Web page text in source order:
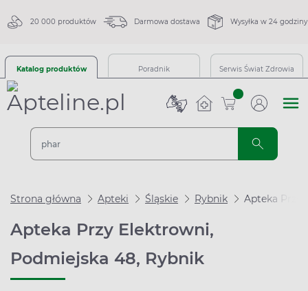
20 000 produktów Darmowa dostawa Wysyłka w 24 godziny
Katalog produktów Poradnik Serwis Świat Zdrowia
sztuk
Strona główna Apteki Śląskie Rybnik Apteka Przy
Apteka Przy Elektrowni,
Podmiejska 48, Rybnik